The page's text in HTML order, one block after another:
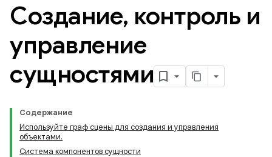
Создание, контроль и
управление
сущностями
Содержание
Используйте граф сцены для создания и управления
объектами.
Система компонентов сущности